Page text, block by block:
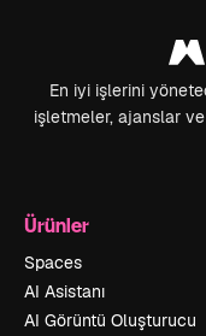
En iyi işlerini
işletmeler, ajanslar
Ürünler
Spaces
AI Asistanı
AI Görüntü Oluşturucu